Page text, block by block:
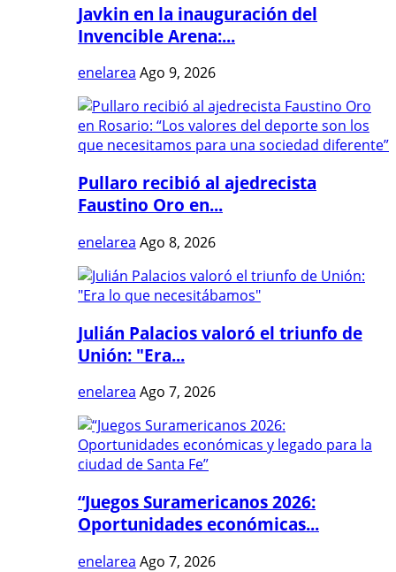
Javkin en la inauguración del
Invencible Arena:...
enelarea Ago 9, 2026
Pullaro recibió al ajedrecista
Faustino Oro en...
enelarea Ago 8, 2026
Julián Palacios valoró el triunfo de
Unión: "Era...
enelarea Ago 7, 2026
“Juegos Suramericanos 2026:
Oportunidades económicas...
enelarea Ago 7, 2026